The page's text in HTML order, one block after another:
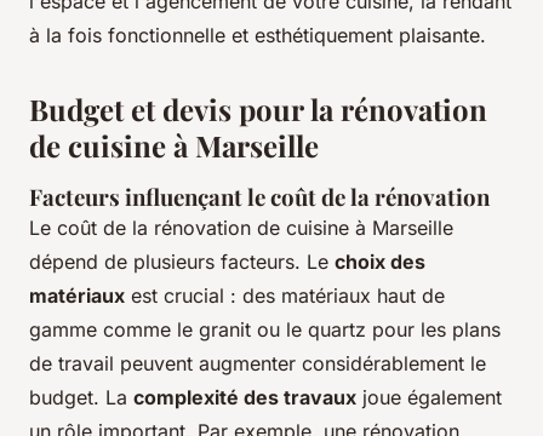
à la fois fonctionnelle et esthétiquement plaisante.
Budget et devis pour la rénovation
de cuisine à Marseille
Facteurs influençant le coût de la rénovation
Le coût de la rénovation de cuisine à Marseille
dépend de plusieurs facteurs. Le choix des
matériaux est crucial : des matériaux haut de
gamme comme le granit ou le quartz pour les plans
de travail peuvent augmenter considérablement le
budget. La complexité des travaux joue également
un rôle important. Par exemple, une rénovation